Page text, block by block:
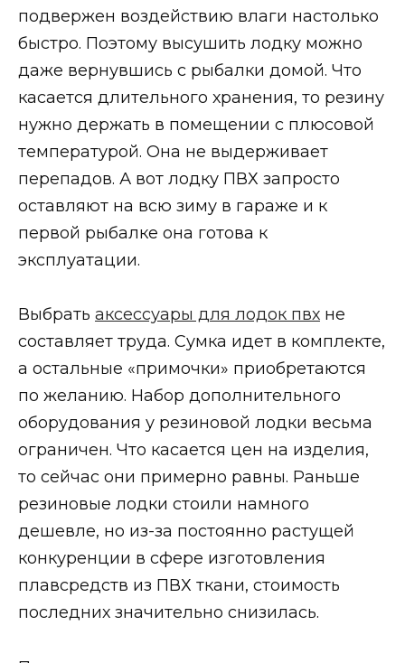
подвержен воздействию влаги настолько
быстро. Поэтому высушить лодку можно
даже вернувшись с рыбалки домой. Что
касается длительного хранения, то резину
нужно держать в помещении с плюсовой
температурой. Она не выдерживает
перепадов. А вот лодку ПВХ запросто
оставляют на всю зиму в гараже и к
первой рыбалке она готова к
эксплуатации.
Выбрать аксессуары для лодок пвх не
составляет труда. Сумка идет в комплекте,
а остальные «примочки» приобретаются
по желанию. Набор дополнительного
оборудования у резиновой лодки весьма
ограничен. Что касается цен на изделия,
то сейчас они примерно равны. Раньше
резиновые лодки стоили намного
дешевле, но из-за постоянно растущей
конкуренции в сфере изготовления
плавсредств из ПВХ ткани, стоимость
последних значительно снизилась.